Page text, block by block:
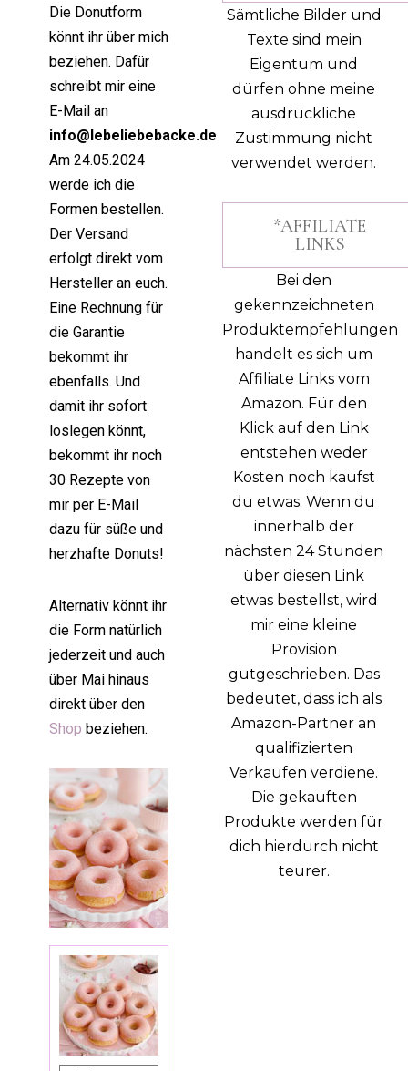
Die Donutform
könnt ihr über mich
beziehen. Dafür
schreibt mir eine
E-Mail an
info@lebeliebebacke.de
Am 24.05.2024
werde ich die
Formen bestellen.
Der Versand
erfolgt direkt vom
Hersteller an euch.
Eine Rechnung für
die Garantie
bekommt ihr
ebenfalls. Und
damit ihr sofort
loslegen könnt,
bekommt ihr noch
30 Rezepte von
mir per E-Mail
dazu für süße und
herzhafte Donuts!
Alternativ könnt ihr
die Form natürlich
jederzeit und auch
über Mai hinaus
direkt über den
Shop beziehen.
Sämtliche Bilder und
Texte sind mein
Eigentum und
dürfen ohne meine
ausdrückliche
Zustimmung nicht
verwendet werden.
*AFFILIATE
LINKS
Bei den
gekennzeichneten
Produktempfehlungen
handelt es sich um
Affiliate Links vom
Amazon. Für den
Klick auf den Link
entstehen weder
Kosten noch kaufst
du etwas. Wenn du
innerhalb der
nächsten 24 Stunden
über diesen Link
etwas bestellst, wird
mir eine kleine
Provision
gutgeschrieben. Das
bedeutet, dass ich als
Amazon-Partner an
qualifizierten
Verkäufen verdiene.
Die gekauften
Produkte werden für
dich hierdurch nicht
teurer.